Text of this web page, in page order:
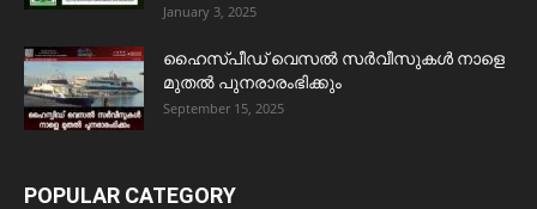
January 3, 2025
ഹൈസ്പീഡ് വെസൽ സർവീസുകൾ നാളെ
മുതൽ പുനരാരംഭിക്കും
September 15, 2025
POPULAR CATEGORY